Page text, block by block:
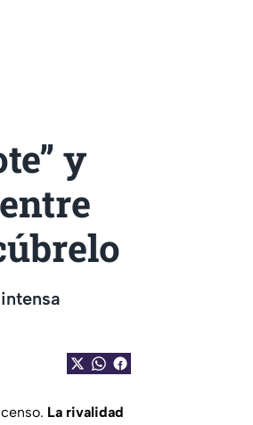
y
La rivalidad